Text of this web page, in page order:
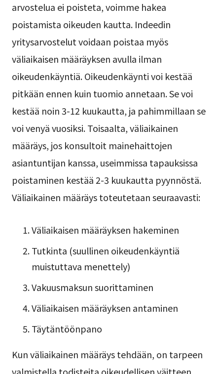
arvostelua ei poisteta, voimme hakea
poistamista oikeuden kautta. Indeedin
yritysarvostelut voidaan poistaa myös
väliaikaisen määräyksen avulla ilman
oikeudenkäyntiä. Oikeudenkäynti voi kestää
pitkään ennen kuin tuomio annetaan. Se voi
kestää noin 3-12 kuukautta, ja pahimmillaan se
voi venyä vuosiksi. Toisaalta, väliaikainen
määräys, jos konsultoit mainehaittojen
asiantuntijan kanssa, useimmissa tapauksissa
poistaminen kestää 2-3 kuukautta pyynnöstä.
Väliaikainen määräys toteutetaan seuraavasti:
Väliaikaisen määräyksen hakeminen
Tutkinta (suullinen oikeudenkäyntiä
muistuttava menettely)
Vakuusmaksun suorittaminen
Väliaikaisen määräyksen antaminen
Täytäntöönpano
Kun väliaikainen määräys tehdään, on tarpeen